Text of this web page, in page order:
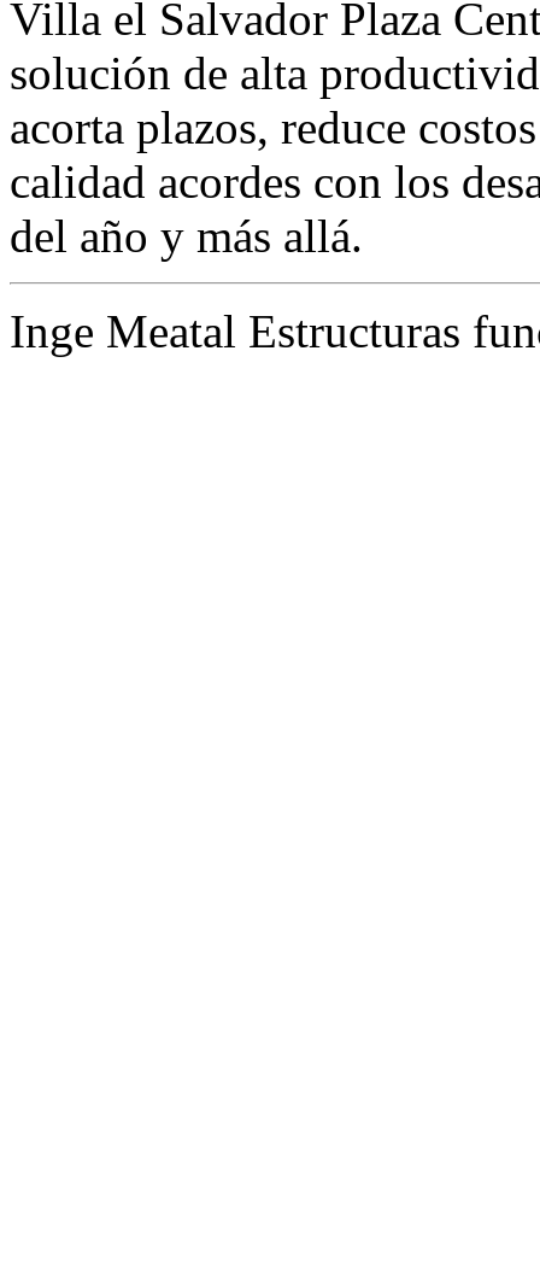
Villa el Salvador Plaza
solución de alta
acorta plazos, reduce
calidad acordes con los
del año y más allá.
Inge Meatal Estructuras